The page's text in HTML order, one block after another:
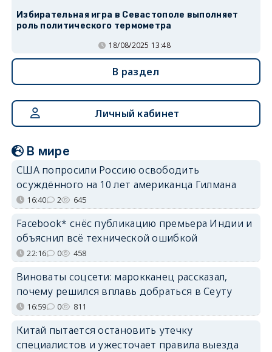
Избирательная игра в Севастополе выполняет
роль политического термометра
18/08/2025 13:48
В раздел
Личный кабинет
В мире
США попросили Россию освободить
осуждённого на 10 лет американца Гилмана
16:40 2 645
Facebook* снёс публикацию премьера Индии и
объяснил всё технической ошибкой
22:16 0 458
Виноваты соцсети: марокканец рассказал,
почему решился вплавь добраться в Сеуту
16:59 0 811
Китай пытается остановить утечку
специалистов и ужесточает правила выезда